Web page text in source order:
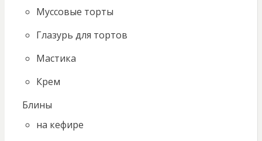
Муссовые торты
Глазурь для тортов
Мастика
Крем
Блины
на кефире